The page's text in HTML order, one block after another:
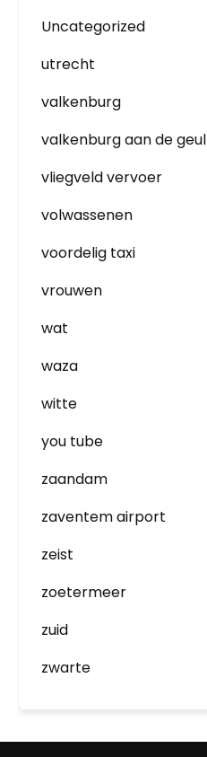
Uncategorized
utrecht
valkenburg
valkenburg aan de geul
vliegveld vervoer
volwassenen
voordelig taxi
vrouwen
wat
waza
witte
you tube
zaandam
zaventem airport
zeist
zoetermeer
zuid
zwarte